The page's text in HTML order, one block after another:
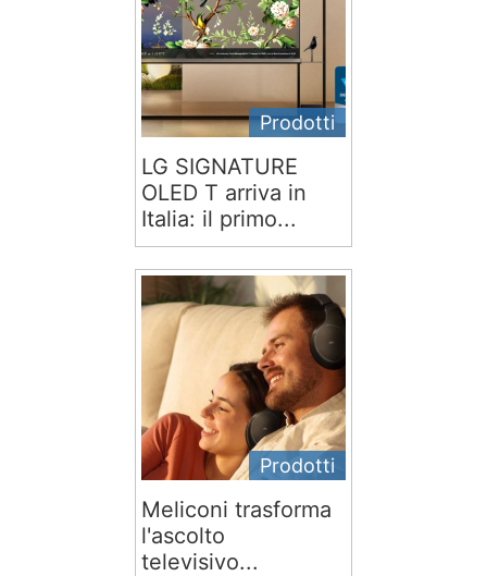
Prodotti
LG SIGNATURE
OLED T arriva in
Italia: il primo...
Prodotti
Meliconi trasforma
l'ascolto
televisivo...